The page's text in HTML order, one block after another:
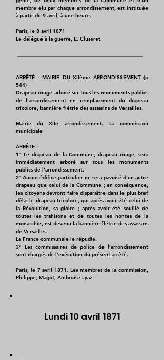
membre élu par chaque arrondissement, est instituée
à partir du 9 avril, à une heure.
Paris, le 8 avril 1871
Le délégué à la guerre, E. Cluseret.
ARRÊTÉ - MAIRIE DU XIIème ARRONDISSEMENT (p
544)
Drapeau rouge arboré sur tous les monuments publics
de l’arrondissement en remplacement du drapeau
tricolore, bannière flétrie des assassins de Versailles.
Mairie du XIIe arrondissement. La commission
municipale
ARRÊTE :
1° Le drapeau de la Commune, drapeau rouge, sera
immédiatement arboré sur tous les monuments
publics de l’arrondissement.
2° Aucun édifice particulier ne sera pavoisé d’un autre
drapeau que celui de la Commune ; en conséquence,
les citoyens devront faire disparaître dans le plus bref
délai le drapeau tricolore, qui après avoir été celui de
la Révolution, sa gloire ; après avoir été souillé de
toutes les trahisons et de toutes les hontes de la
monarchie, est devenu la bannière flétrie des assassins
de Versailles.
La France communale le répudie.
3° Les commissaires de police de l’arrondissement
sont chargés de l’exécution du présent arrêté.
Paris, le 7 avril 1871. Les membres de la commission,
Philippe, Magot, Ambroise Lyaz
Lundi 10 avril 1871